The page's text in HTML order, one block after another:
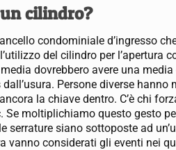
cilindro?
condominiale d’ingresso
del cilindro per l’apertura
dovrebbero avere una
Persone diverse
la chiave dentro. C’è chi
Se moltiplichiamo questo gesto
serrature siano sottoposte ad
vanno considerati gli eventi nei